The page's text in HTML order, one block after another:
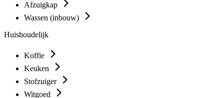
Afzuigkap
Wassen (inbouw)
Huishoudelijk
Koffie
Keuken
Stofzuiger
Witgoed